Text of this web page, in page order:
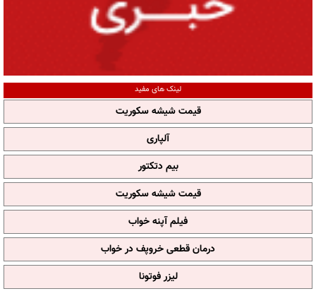
لینک های مفید
قیمت شیشه سکوریت
آلپاری
بیم دتکتور
قیمت شیشه سکوریت
فیلم آپنه خواب
درمان قطعی خروپف در خواب
لیزر فوتونا